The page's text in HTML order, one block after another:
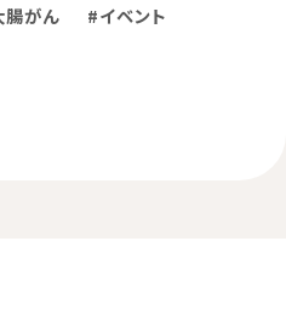
腸がん
#イベント